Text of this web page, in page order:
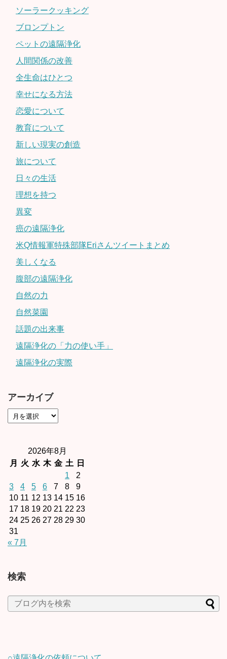
ソーラークッキング
ブロンプトン
ペットの遠隔浄化
人間関係の改善
全生命はひとつ
幸せになる方法
恋愛について
教育について
新しい現実の創造
旅について
日々の生活
理想を持つ
異変
癌の遠隔浄化
米Q情報軍特殊部隊Eriさんツイートまとめ
美しくなる
腹部の遠隔浄化
自然の力
自然菜園
話題の出来事
遠隔浄化の「力の使い手」
遠隔浄化の実際
アーカイブ
2026年8月
月
火 水 木 金 土
日
1
2
3
4 5 6 7 8
9
10 11 12 13 14 15 16
17 18 19 20 21 22 23
24 25 26 27 28 29 30
31
« 7月
検索